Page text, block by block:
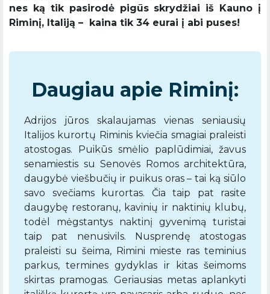
nes ką tik pasirodė pigūs skrydžiai iš Kauno į
Riminį, Italiją – kaina tik 34 eurai į abi puses!
Daugiau apie Riminį:
Adrijos jūros skalaujamas vienas seniausių
Italijos kurortų Riminis kviečia smagiai praleisti
atostogas. Puikūs smėlio paplūdimiai, žavus
senamiestis su Senovės Romos architektūra,
daugybė viešbučių ir puikus oras – tai ką siūlo
savo svečiams kurortas. Čia taip pat rasite
daugybę restoranų, kavinių ir naktinių klubų,
todėl mėgstantys naktinį gyvenimą turistai
taip pat nenusivils. Nusprendę atostogas
praleisti su šeima, Rimini mieste ras teminius
parkus, termines gydyklas ir kitas šeimoms
skirtas pramogas. Geriausias metas aplankyti